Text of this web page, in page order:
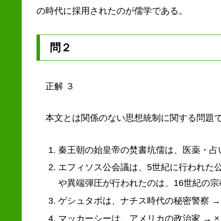
の時代に採用されたのが儒学である。
問２
正解 ３
本文とは関係のない思想統制に関する問題
秦王朝の始皇帝の焚書坑儒は、医薬・
エフィソス公会議は、5世紀に行われた
や異端弾圧が行われたのは、16世紀の
ゲシュタボは、ナチス時代の秘密警察
マッカーシーは、アメリカの政治家 → ×